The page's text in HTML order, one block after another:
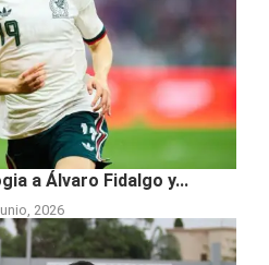
a Álvaro Fidalgo y...
2026